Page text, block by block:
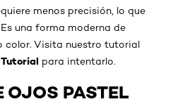
menos precisión, lo que
una forma moderna de
color. Visita nuestro tutorial
para intentarlo.
OJOS PASTEL